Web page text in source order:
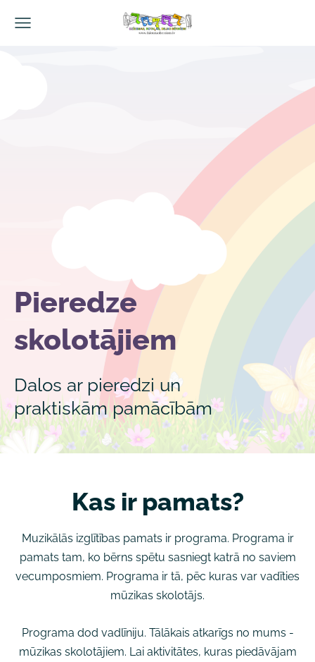
Pieredze
skolotājiem
Dalos ar pieredzi un
praktiskām pamācībām
Kas ir pamats?
Muzikālās izglītības pamats ir programa. Programa ir
pamats tam, ko bērns spētu sasniegt katrā no saviem
vecumposmiem. Programa ir tā, pēc kuras var vadīties
mūzikas skolotājs.
Programa dod vadlīniju. Tālākais atkarīgs no mums -
mūzikas skolotājiem. Lai aktivitātes, kuras piedāvājam